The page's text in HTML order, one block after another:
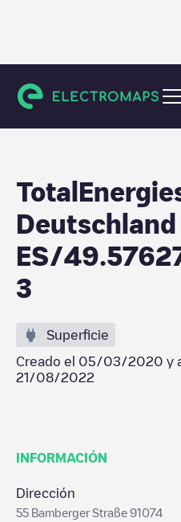
Herzogenaurach
ES/
3
Superficie
Creado el 05/03/2020 y
21/08/2022
INFORMACIÓN
Dirección
55 Bamberger Straße 91074